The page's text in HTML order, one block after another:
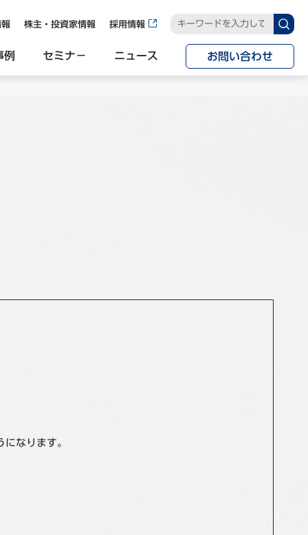
報 株主・投資家情報 採用情報
例 セミナ− ニュース お問い合わせ
なります。